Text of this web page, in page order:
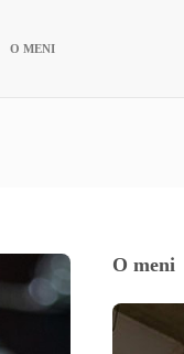
O MENI
O meni